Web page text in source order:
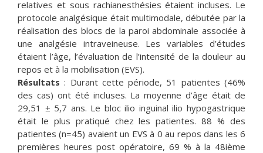
relatives et sous rachianesthésies étaient incluses. Le
protocole analgésique était multimodale, débutée par la
réalisation des blocs de la paroi abdominale associée à
une analgésie intraveineuse. Les variables d’études
étaient l’âge, l’évaluation de l’intensité de la douleur au
repos et à la mobilisation (EVS).
Résultats: Durant cette période, 51 patientes (46%
des cas) ont été incluses. La moyenne d’âge était de
29,51 ± 5,7 ans. Le bloc ilio inguinal ilio hypogastrique
était le plus pratiqué chez les patientes. 88 % des
patientes (n=45) avaient un EVS à 0 au repos dans les 6
premières heures post opératoire, 69 % à la 48ième